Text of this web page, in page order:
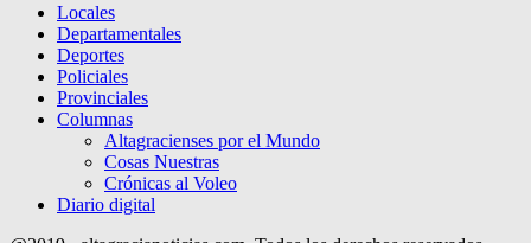
Locales
Departamentales
Deportes
Policiales
Provinciales
Columnas
Altagracienses por el Mundo
Cosas Nuestras
Crónicas al Voleo
Diario digital